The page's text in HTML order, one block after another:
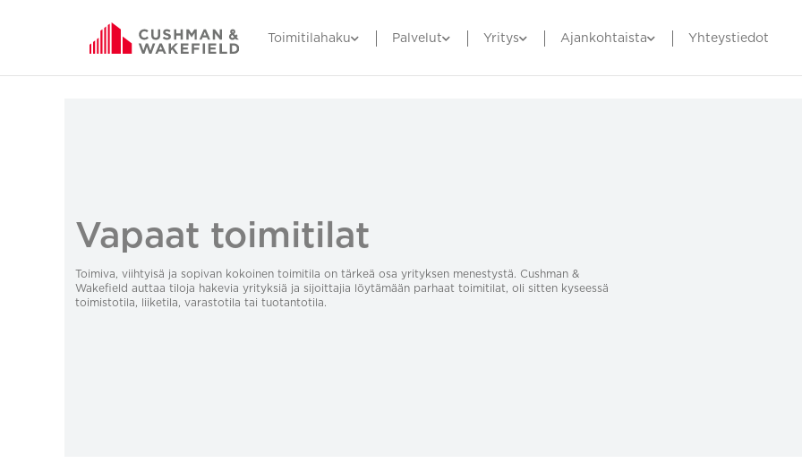
Toimitilahaku Palvelut Yritys Ajankohtaista Yhteystiedot
Vapaat toimitilat
Toimiva, viihtyisä ja sopivan kokoinen toimitila on tärkeä osa yrityksen menestystä. Cushman &
Wakefield auttaa tiloja hakevia yrityksiä ja sijoittajia löytämään parhaat toimitilat, oli sitten kyseessä
toimistotila, liiketila, varastotila tai tuotantotila.